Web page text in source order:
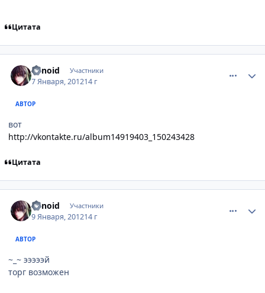
Цитата
sirnoid Участники
7 Января, 201214 г
АВТОР
вот
http://vkontakte.ru/album14919403_150243428
Цитата
sirnoid Участники
9 Января, 201214 г
АВТОР
~_~ эээээй
торг возможен